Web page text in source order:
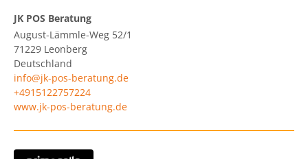
JK POS Beratung
August-Lämmle-Weg 52/1
71229 Leonberg
Deutschland
info@jk-pos-beratung.de
+4915122757224
www.jk-pos-beratung.de